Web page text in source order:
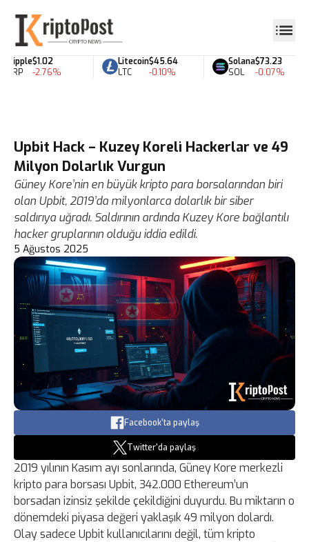
Ripple
XRP
$1.02
-2.76%
Litecoin
LTC
$45.64
-0.10%
Solana
SOL
$73.23
-0.07%
Upbit Hack – Kuzey Koreli Hackerlar ve 49
Milyon Dolarlık Vurgun
Güney Kore’nin en büyük kripto para borsalarından biri
olan Upbit, 2019’da milyonlarca dolarlık bir siber
saldırıya uğradı. Saldırının ardında Kuzey Kore bağlantılı
hacker gruplarının olduğu iddia edildi.
5 Ağustos 2025
Facebook'ta paylaş
Twitter'da paylaş
2019 yılının Kasım ayı sonlarında, Güney Kore merkezli
kripto para borsası Upbit, 342.000 Ethereum’un
borsadan izinsiz şekilde çekildiğini duyurdu. Bu miktarın o
dönemdeki piyasa değeri yaklaşık 49 milyon dolardı.
Olay sadece Upbit kullanıcılarını değil, tüm kripto